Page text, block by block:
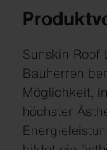
Sunskin Roof
Bauherren
Möglichkeit,
höchster